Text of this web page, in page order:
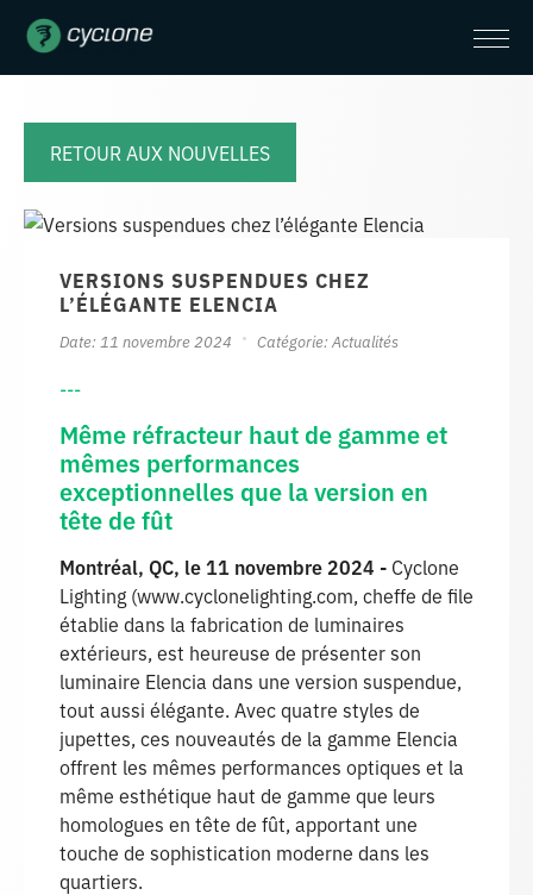
RETOUR AUX NOUVELLES
VERSIONS SUSPENDUES CHEZ
L’ÉLÉGANTE ELENCIA
Date: 11 novembre 2024 Catégorie: Actualités
---
Même réfracteur haut de gamme et
mêmes performances
exceptionnelles que la version en
tête de fût
Montréal, QC, le 11 novembre 2024 - Cyclone
Lighting (www.cyclonelighting.com, cheffe de file
établie dans la fabrication de luminaires
extérieurs, est heureuse de présenter son
luminaire Elencia dans une version suspendue,
tout aussi élégante. Avec quatre styles de
jupettes, ces nouveautés de la gamme Elencia
offrent les mêmes performances optiques et la
même esthétique haut de gamme que leurs
homologues en tête de fût, apportant une
touche de sophistication moderne dans les
quartiers.